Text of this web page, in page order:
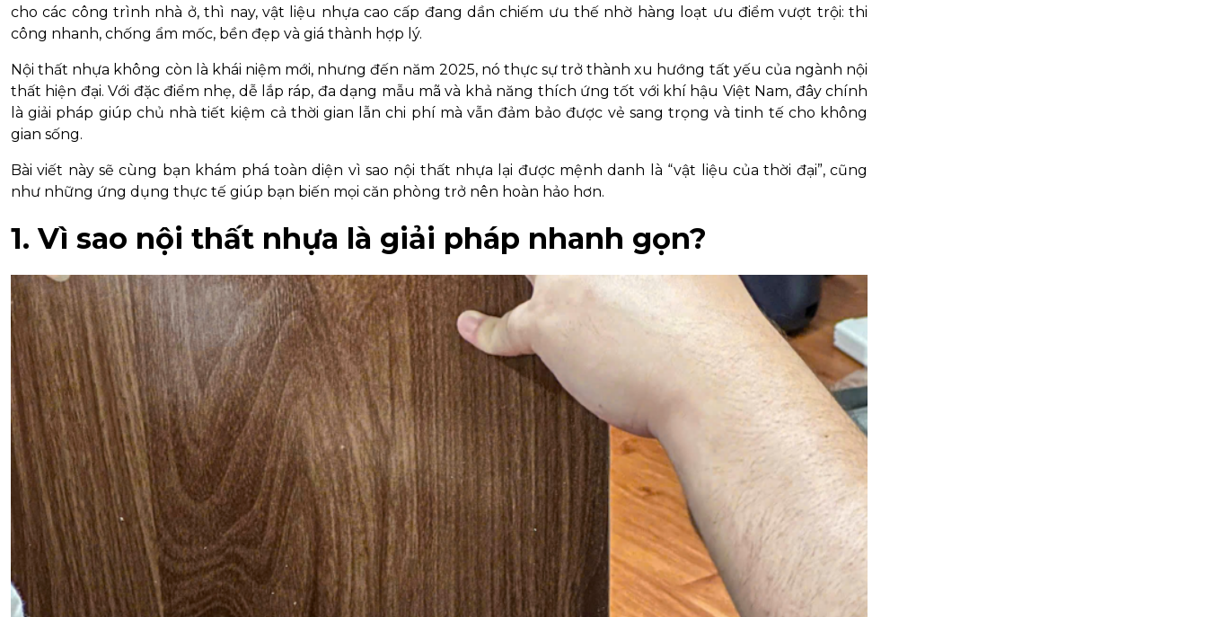
cho các công trình nhà ở, thì nay, vật liệu nhựa cao cấp đang dần chiếm ưu thế nhờ hàng loạt ưu điểm vượt trội: thi
công nhanh, chống ẩm mốc, bền đẹp và giá thành hợp lý.
Nội thất nhựa không còn là khái niệm mới, nhưng đến năm 2025, nó thực sự trở thành xu hướng tất yếu của ngành nội
thất hiện đại. Với đặc điểm nhẹ, dễ lắp ráp, đa dạng mẫu mã và khả năng thích ứng tốt với khí hậu Việt Nam, đây chính
là giải pháp giúp chủ nhà tiết kiệm cả thời gian lẫn chi phí mà vẫn đảm bảo được vẻ sang trọng và tinh tế cho không
gian sống.
Bài viết này sẽ cùng bạn khám phá toàn diện vì sao nội thất nhựa lại được mệnh danh là “vật liệu của thời đại”, cũng
như những ứng dụng thực tế giúp bạn biến mọi căn phòng trở nên hoàn hảo hơn.
1. Vì sao nội thất nhựa là giải pháp nhanh gọn?